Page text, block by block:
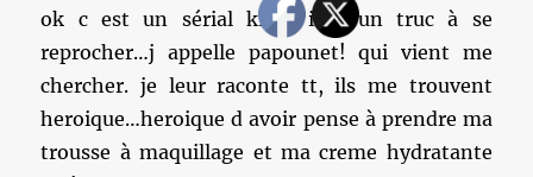
ok c est un sérial killer il a un truc à se
reprocher…j appelle papounet! qui vient me
chercher. je leur raconte tt, ils me trouvent
heroique…heroique d avoir pense à prendre ma
trousse à maquillage et ma creme hydratante